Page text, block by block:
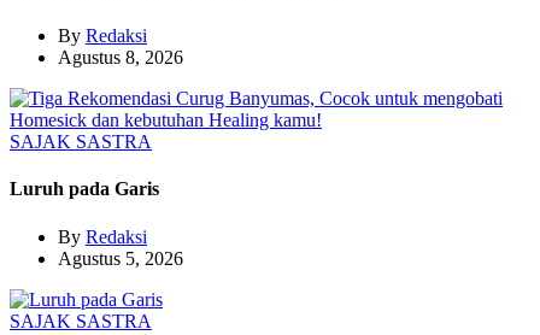
By Redaksi
Agustus 8, 2026
SAJAK SASTRA
Luruh pada Garis
By Redaksi
Agustus 5, 2026
SAJAK SASTRA